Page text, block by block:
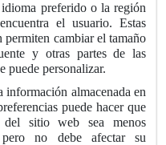
preferido o la región
el usuario. Estas
permiten cambiar el tamaño
y otras partes de las
puede personalizar.
información almacenada en
puede hacer que
del sitio web sea menos
pero no debe afectar su